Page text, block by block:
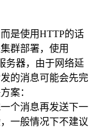
是使用HTTP的话
群部署，使用
务器，由于网络延
的消息可能会先完
案：
个消息再发送下一
一般情况下不建议